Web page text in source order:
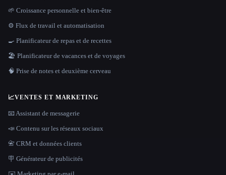
🌱 Croissance personnelle et bien-être
⚙️ Flux de travail et automatisation
🍳 Planificateur de repas et de recettes
🏖 Planificateur de vacances et de voyages
🧠 Prise de notes et deuxième cerveau
📈VENTES ET MARKETING
📧 Assistant de messagerie
📣 Contenu sur les réseaux sociaux
📇 CRM et données clients
🪧 Générateur de publicités